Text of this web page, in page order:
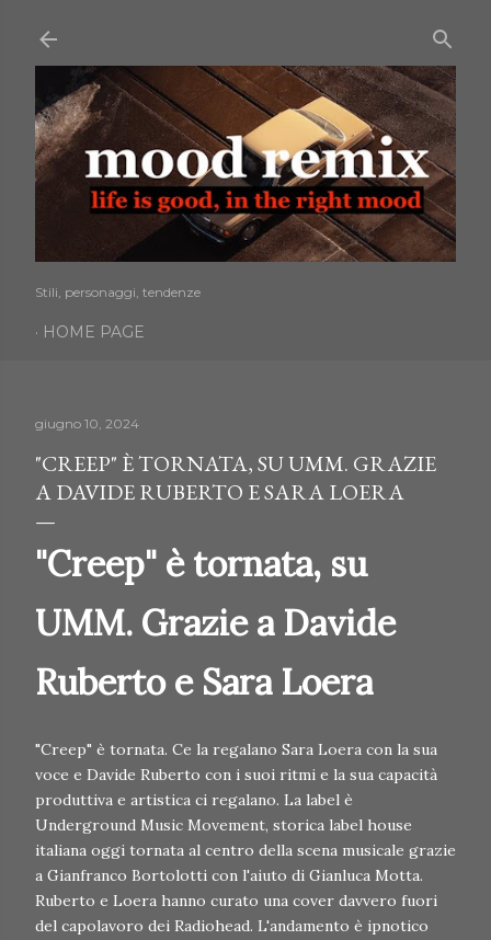
Stili, personaggi, tendenze
HOME PAGE
giugno 10, 2024
"CREEP" È TORNATA, SU UMM. GRAZIE
A DAVIDE RUBERTO E SARA LOERA
"Creep" è tornata, su
UMM. Grazie a Davide
Ruberto e Sara Loera
"Creep" è tornata. Ce la regalano Sara Loera con la sua
voce e Davide Ruberto con i suoi ritmi e la sua capacità
produttiva e artistica ci regalano. La label è
Underground Music Movement, storica label house
italiana oggi tornata al centro della scena musicale grazie
a Gianfranco Bortolotti con l'aiuto di Gianluca Motta.
Ruberto e Loera hanno curato una cover davvero fuori
del capolavoro dei Radiohead. L'andamento è ipnotico